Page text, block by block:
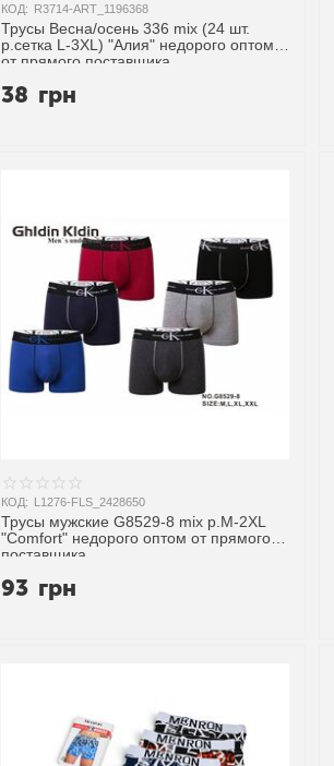
КОД: R3714-ART_1196368
Трусы Весна/осень 336 mix (24 шт.
р.сетка L-3XL) "Алия" недорого оптом
от прямого поставщика
38 грн
КОД: L1276-FLS_2428650
Трусы мужские G8529-8 mix р.M-2XL
"Comfort" недорого оптом от прямого
поставщика
93 грн